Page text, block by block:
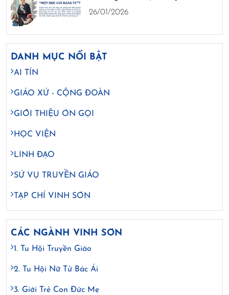
26/01/2026
DANH MỤC NỔI BẬT
AI TÍN
GIÁO XỨ - CỘNG ĐOÀN
GIỚI THIỆU ƠN GỌI
HỌC VIỆN
LINH ĐẠO
SỨ VỤ TRUYỀN GIÁO
TẠP CHÍ VINH SƠN
CÁC NGÀNH VINH SƠN
1. Tu Hội Truyền Giáo
2. Tu Hội Nữ Tử Bác Ái
3. Giới Trẻ Con Đức Mẹ